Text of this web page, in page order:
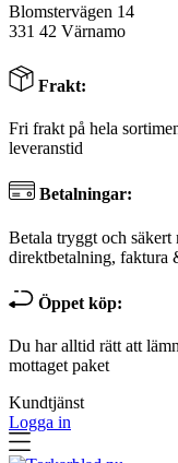
Blomstervägen 14
331 42 Värnamo
Frakt:
Fri frakt på hela
leveranstid
Betalningar:
Betala tryggt och
direktbetalning, faktura
Öppet köp:
Du har alltid rätt att
mottaget paket
Kundtjänst
Logga in